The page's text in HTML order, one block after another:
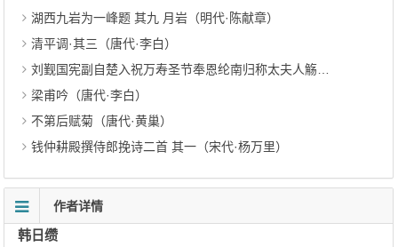
湖西九岩为一峰题 其九 月岩（明代·陈献章）
清平调·其三（唐代·李白）
刘觐国宪副自楚入祝万寿圣节奉恩纶南归称太夫人觞即返武昌赋别（明代·邓云霄）
梁甫吟（唐代·李白）
不第后赋菊（唐代·黄巢）
钱仲耕殿撰侍郎挽诗二首 其一（宋代·杨万里）
作者详情
韩日缵